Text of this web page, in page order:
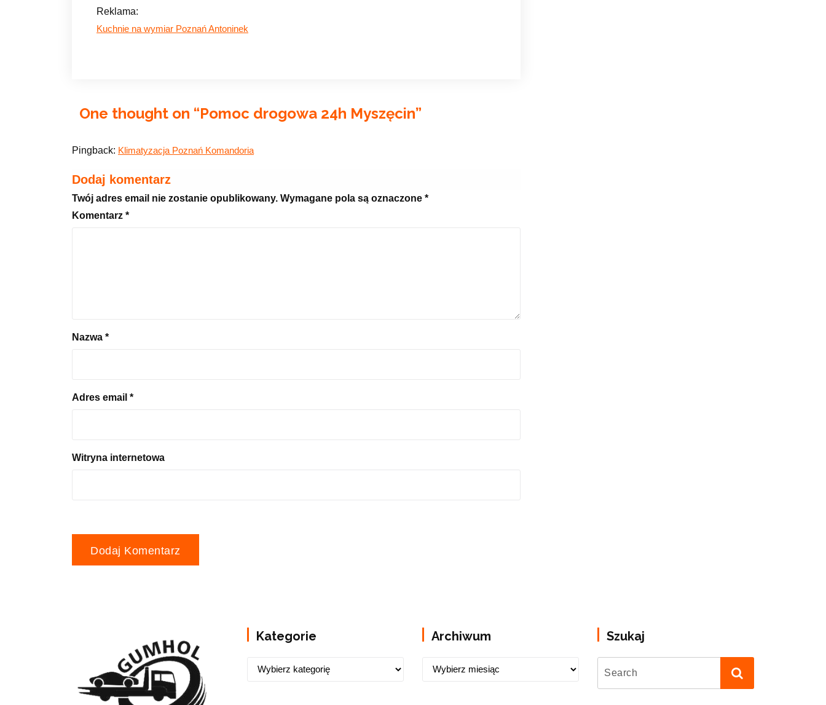
Reklama:
Kuchnie na wymiar Poznań Antoninek
One thought on “Pomoc drogowa 24h Myszęcin”
Pingback: Klimatyzacja Poznań Komandoria
Dodaj komentarz
Twój adres email nie zostanie opublikowany. Wymagane pola są oznaczone *
Komentarz *
Nazwa *
Adres email *
Witryna internetowa
Kategorie Archiwum Szukaj